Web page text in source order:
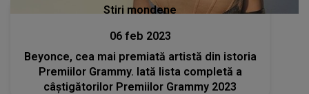
Stiri mondene
06 feb 2023
Beyonce, cea mai premiată artistă din istoria
Premiilor Grammy. Iată lista completă a
câștigătorilor Premiilor Grammy 2023